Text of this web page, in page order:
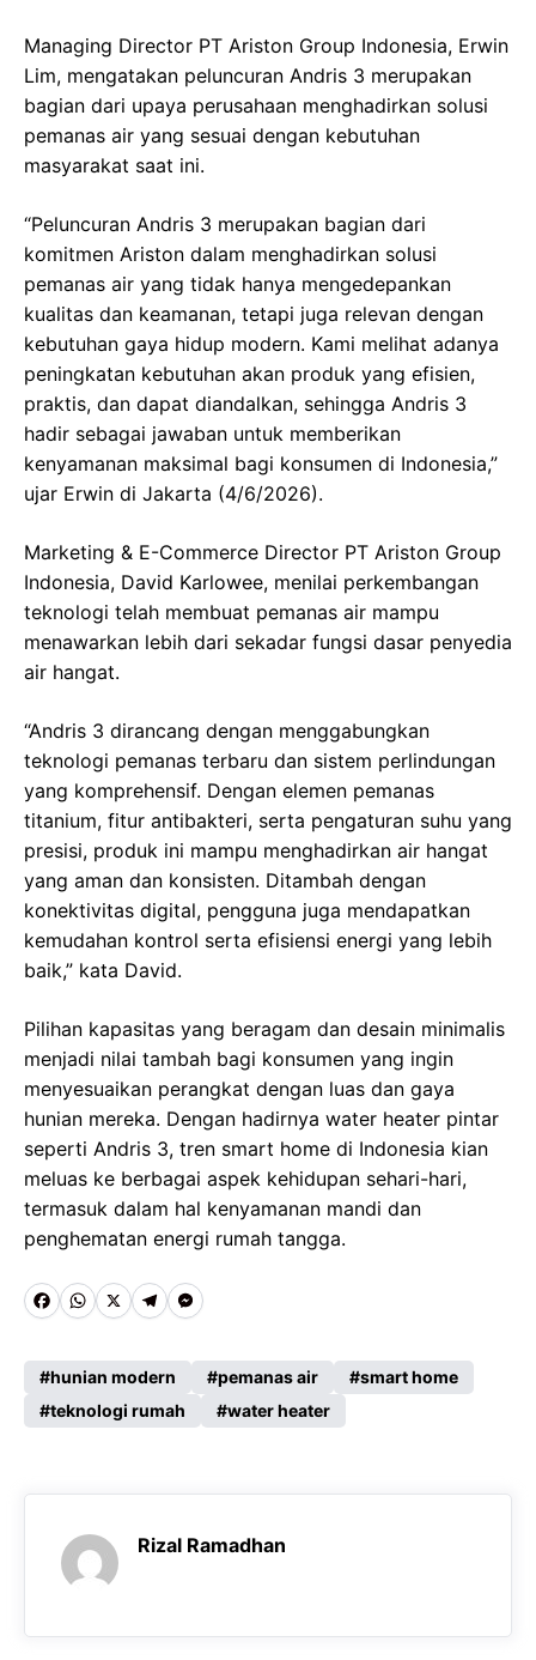
Managing Director PT Ariston Group Indonesia, Erwin
Lim, mengatakan peluncuran Andris 3 merupakan
bagian dari upaya perusahaan menghadirkan solusi
pemanas air yang sesuai dengan kebutuhan
masyarakat saat ini.
“Peluncuran Andris 3 merupakan bagian dari
komitmen Ariston dalam menghadirkan solusi
pemanas air yang tidak hanya mengedepankan
kualitas dan keamanan, tetapi juga relevan dengan
kebutuhan gaya hidup modern. Kami melihat adanya
peningkatan kebutuhan akan produk yang efisien,
praktis, dan dapat diandalkan, sehingga Andris 3
hadir sebagai jawaban untuk memberikan
kenyamanan maksimal bagi konsumen di Indonesia,”
ujar Erwin di Jakarta (4/6/2026).
Marketing & E-Commerce Director PT Ariston Group
Indonesia, David Karlowee, menilai perkembangan
teknologi telah membuat pemanas air mampu
menawarkan lebih dari sekadar fungsi dasar penyedia
air hangat.
“Andris 3 dirancang dengan menggabungkan
teknologi pemanas terbaru dan sistem perlindungan
yang komprehensif. Dengan elemen pemanas
titanium, fitur antibakteri, serta pengaturan suhu yang
presisi, produk ini mampu menghadirkan air hangat
yang aman dan konsisten. Ditambah dengan
konektivitas digital, pengguna juga mendapatkan
kemudahan kontrol serta efisiensi energi yang lebih
baik,” kata David.
Pilihan kapasitas yang beragam dan desain minimalis
menjadi nilai tambah bagi konsumen yang ingin
menyesuaikan perangkat dengan luas dan gaya
hunian mereka. Dengan hadirnya water heater pintar
seperti Andris 3, tren smart home di Indonesia kian
meluas ke berbagai aspek kehidupan sehari-hari,
termasuk dalam hal kenyamanan mandi dan
penghematan energi rumah tangga.
F
c
e
o
W
a
t
A
p
p
X T
l
e
r
a
M
s
s
n
g
hunian modern pemanas air
smart home
teknologi rumah
water heater
Rizal Ramadhan